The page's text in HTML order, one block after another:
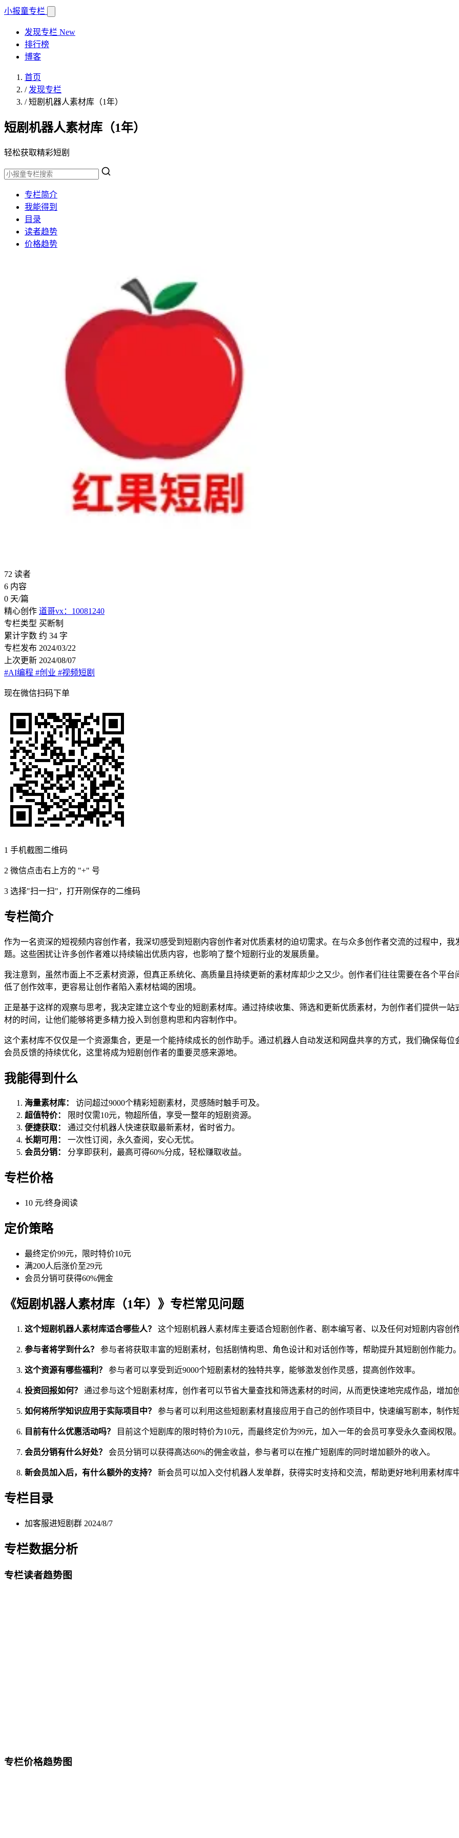
小报童专栏
发现专栏 New
排行榜
博客
首页
/ 发现专栏
/短剧机器人素材库（1年）
短剧机器人素材库（1年）
轻松获取精彩短剧
专栏简介
我能得到
目录
读者趋势
价格趋势
72 读者
6 内容
0 天/篇
精心创作 道哥vx：10081240
专栏类型 买断制
累计字数 约 34 字
专栏发布 2024/03/22
上次更新 2024/08/07
#AI编程 #创业 #视频短剧
现在微信扫码下单
1 手机截图二维码
2 微信点击右上方的 "+" 号
3 选择"扫一扫"，打开刚保存的二维码
专栏简介
作为一名资深的短视频内容创作者，我深切感受到短剧内容创作者对优质素材的迫切需求。在与众多创作者交流的过程中，
题。这些困扰让许多创作者难以持续输出优质内容，也影响了整个短剧行业的发展质量。
我注意到，虽然市面上不乏素材资源，但真正系统化、高质量且持续更新的素材库却少之又少。创作者们往往需要在各个平
低了创作效率，更容易让创作者陷入素材枯竭的困境。
正是基于这样的观察与思考，我决定建立这个专业的短剧素材库。通过持续收集、筛选和更新优质素材，为创作者们提供一
材的时间，让他们能够将更多精力投入到创意构思和内容制作中。
这个素材库不仅仅是一个资源集合，更是一个能持续成长的创作助手。通过机器人自动发送和网盘共享的方式，我们确保每
会员反馈的持续优化，这里将成为短剧创作者的重要灵感来源地。
我能得到什么
海量素材库：
访问超过9000个精彩短剧素材，灵感随时触手可及。
超值特价：
限时仅需10元，物超所值，享受一整年的短剧资源。
便捷获取：
通过交付机器人快速获取最新素材，省时省力。
长期可用：
一次性订阅，永久查阅，安心无忧。
会员分销：
分享即获利，最高可得60%分成，轻松赚取收益。
专栏价格
10 元/终身阅读
定价策略
最终定价99元，限时特价10元
满200人后涨价至29元
会员分销可获得60%佣金
《短剧机器人素材库（1年）》专栏常见问题
这个短剧机器人素材库适合哪些人？ 这个短剧机器人素材库主要适合短剧创作者、剧本编写者、以及任何对短剧内容创
参与者将学到什么？ 参与者将获取丰富的短剧素材，包括剧情构思、角色设计和对话创作等，帮助提升其短剧创作能力。
这个资源有哪些福利？ 参与者可以享受到近9000个短剧素材的独特共享，能够激发创作灵感，提高创作效率。
投资回报如何？ 通过参与这个短剧素材库，创作者可以节省大量查找和筛选素材的时间，从而更快速地完成作品，增加
如何将所学知识应用于实际项目中？ 参与者可以利用这些短剧素材直接应用于自己的创作项目中，快速编写剧本，制作
目前有什么优惠活动吗？ 目前这个短剧库的限时特价为10元，而最终定价为99元，加入一年的会员可享受永久查阅权限。
会员分销有什么好处？ 会员分销可以获得高达60%的佣金收益，参与者可以在推广短剧库的同时增加额外的收入。
新会员加入后，有什么额外的支持？ 新会员可以加入交付机器人发单群，获得实时支持和交流，帮助更好地利用素材库
专栏目录
加客服进短剧群 2024/8/7
专栏数据分析
专栏读者趋势图
专栏价格趋势图